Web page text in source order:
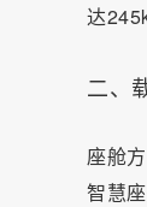
达
二、
座舱
智慧